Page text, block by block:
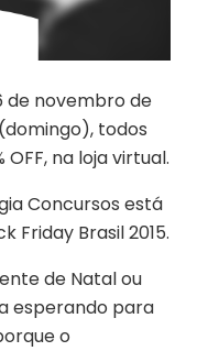
de novembro de
todos
na loja virtual.
Concursos está
Friday Brasil 2015.
de Natal ou
esperando para
o